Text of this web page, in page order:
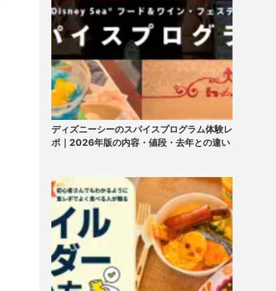
ディズニーシーのスパイスプログラム体験レ
ポ｜2026年版の内容・値段・去年との違い